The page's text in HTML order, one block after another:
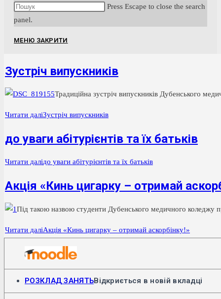
Press Escape to close the search
panel.
МЕНЮ ЗАКРИТИ
Зустріч випускників
Традиційна зустріч випускників Дубенського ме
Читати даліЗустріч випускників
до уваги абітурієнтів та їх батьків
Читати далідо уваги абітурієнтів та їх батьків
Акція «Кинь цигарку – отримай
Під такою назвою студенти Дубенського медичного коледжу
Читати даліАкція «Кинь цигарку – отримай аскорбінку!»
РОЗКЛАД ЗАНЯТЬВідкриється в новій вкладці